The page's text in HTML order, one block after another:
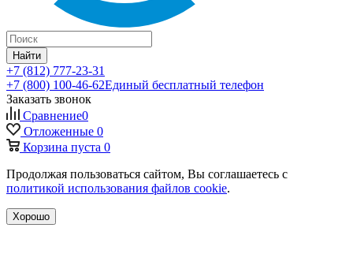
Найти
+7 (812) 777-23-31
+7 (800) 100-46-62Единый бесплатный телефон
Заказать звонок
Сравнение0
Отложенные 0
Корзина пуста 0
Продолжая пользоваться сайтом, Вы соглашаетесь с
политикой использования файлов cookie.
Хорошо